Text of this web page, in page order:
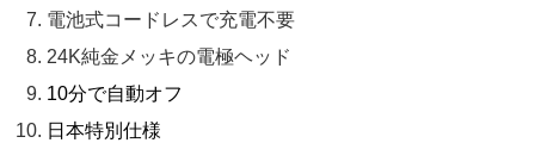
電池式コードレスで充電不要
24K純金メッキの電極ヘッド
10分で自動オフ
日本特別仕様